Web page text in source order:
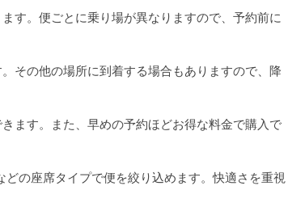
す。便ごとに乗り場が異なりますので、予約前に
その他の場所に到着する場合もありますので、降
ます。また、早めの予約ほどお得な料金で購入で
の座席タイプで便を絞り込めます。快適さを重視